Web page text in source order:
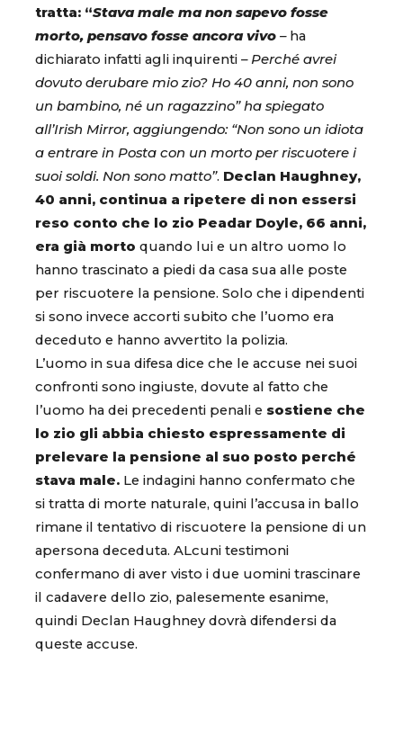
tratta: “Stava male ma non sapevo fosse
morto, pensavo fosse ancora vivo – ha
dichiarato infatti agli inquirenti – Perché avrei
dovuto derubare mio zio? Ho 40 anni, non sono
un bambino, né un ragazzino” ha spiegato
all’Irish Mirror, aggiungendo: “Non sono un idiota
a entrare in Posta con un morto per riscuotere i
suoi soldi. Non sono matto”. Declan Haughney,
40 anni, continua a ripetere di non essersi
reso conto che lo zio Peadar Doyle, 66 anni,
era già morto quando lui e un altro uomo lo
hanno trascinato a piedi da casa sua alle poste
per riscuotere la pensione. Solo che i dipendenti
si sono invece accorti subito che l’uomo era
deceduto e hanno avvertito la polizia.
L’uomo in sua difesa dice che le accuse nei suoi
confronti sono ingiuste, dovute al fatto che
l’uomo ha dei precedenti penali e sostiene che
lo zio gli abbia chiesto espressamente di
prelevare la pensione al suo posto perché
stava male. Le indagini hanno confermato che
si tratta di morte naturale, quini l’accusa in ballo
rimane il tentativo di riscuotere la pensione di un
apersona deceduta. ALcuni testimoni
confermano di aver visto i due uomini trascinare
il cadavere dello zio, palesemente esanime,
quindi Declan Haughney dovrà difendersi da
queste accuse.